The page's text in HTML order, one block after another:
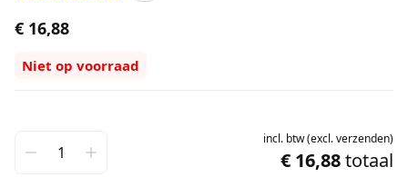
€ 16,88
Niet op voorraad
incl. btw(excl.verzenden)
€ 16,88totaal